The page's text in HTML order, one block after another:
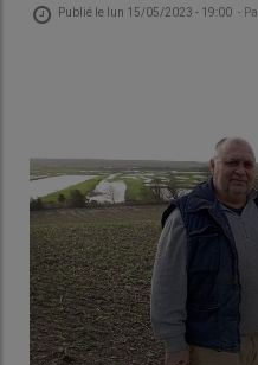
Publié le lun 15/05/2023 - 19:00 -